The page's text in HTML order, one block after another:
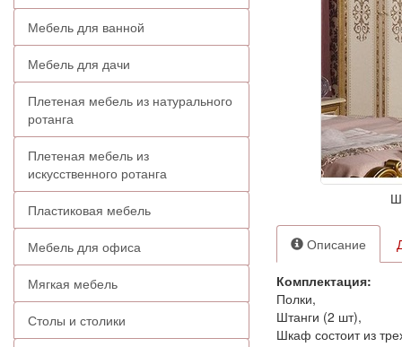
Мебель для ванной
Мебель для дачи
Плетеная мебель из натурального
ротанга
Плетеная мебель из
искусственного ротанга
Пластиковая мебель
Мебель для офиса
Мягкая мебель
Столы и столики
Описание
Комплектация:
Полки,
Штанги (2 шт),
Шкаф состоит из